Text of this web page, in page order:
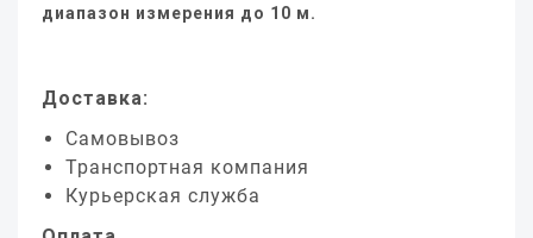
диапазон измерения до 10 м.
Доставка:
Самовывоз
Транспортная компания
Курьерская служба